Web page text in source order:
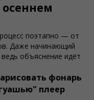
осеннем
поэтапно — от
Даже начинающий
объяснение идёт
фонарь
плеер